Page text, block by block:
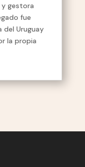
y gestora
fue
del Uruguay
la propia